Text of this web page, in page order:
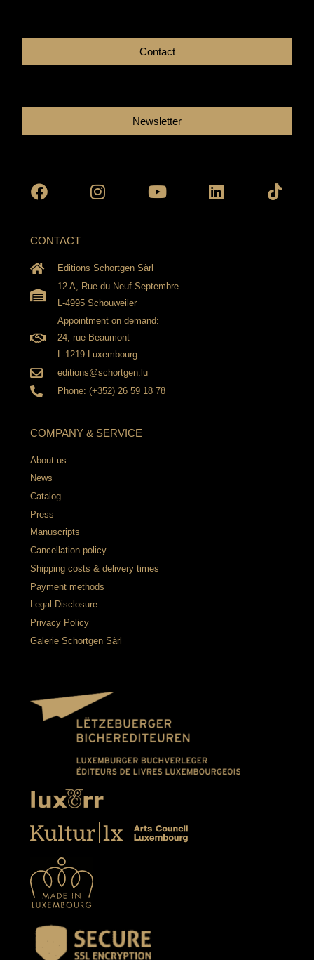
Contact
Newsletter
CONTACT
Editions Schortgen Sàrl
12 A, Rue du Neuf Septembre
L-4995 Schouweiler
Appointment on demand:
24, rue Beaumont
L-1219 Luxembourg
editions@schortgen.lu
Phone: (+352) 26 59 18 78
COMPANY & SERVICE
About us
News
Catalog
Press
Manuscripts
Cancellation policy
Shipping costs & delivery times
Payment methods
Legal Disclosure
Privacy Policy
Galerie Schortgen Sàrl